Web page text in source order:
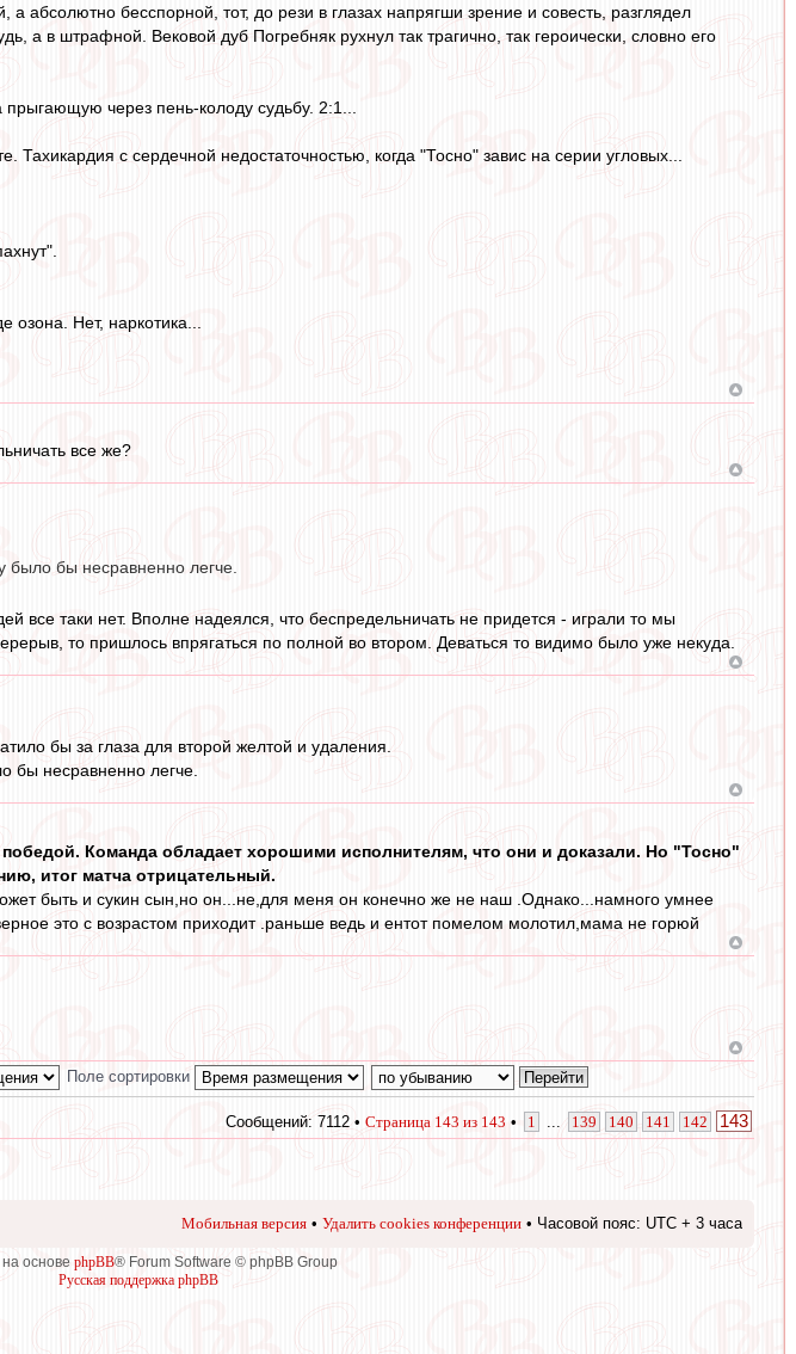
абсолютно бесспорной, тот, до рези в глазах напрягши зрение и совесть, разглядел
а в штрафной. Вековой дуб Погребняк рухнул так трагично, так героически, словно его
через пень-колоду судьбу. 2:1...
с сердечной недостаточностью, когда "Тосно" завис на серии угловых...
Нет, наркотика...
все же?
было бы несравненно легче.
все таки нет. Вполне надеялся, что беспредельничать не придется - играли то мы
то пришлось впрягаться по полной во втором. Деваться то видимо было уже некуда.
бы за глаза для второй желтой и удаления.
бы несравненно легче.
Команда обладает хорошими исполнителям, что они и доказали. Но "Тосно"
итог матча отрицательный.
быть и сукин сын,но он...не,для меня он конечно же не наш .Однако...намного умнее
это с возрастом приходит .раньше ведь и ентот помелом молотил,мама не горюй
Поле сортировки
Сообщений: 7112 • Страница 143 из 143 • 1 139 140 141 142 143
Мобильная версия • Удалить cookies конференции • Часовой пояс: UTC + 3 часа
основе phpBB® Forum Software © phpBB Group
Русская поддержка phpBB